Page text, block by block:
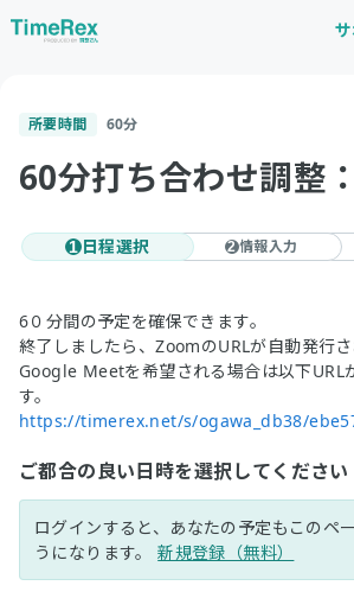
所要時間 60分
60分打ち合わせ調整
1 日程選択 2情報入力
6０分間の予定を確保できます。
終了しましたら、ZoomのURLが自動発行さ
Google Meetを希望される場合は以下URL
す。
https://timerex.net/s/ogawa_db38/
ご都合の良い日時を選択してください
ログインすると、あなたの予定もこのペ
うになります。新規登録（無料）